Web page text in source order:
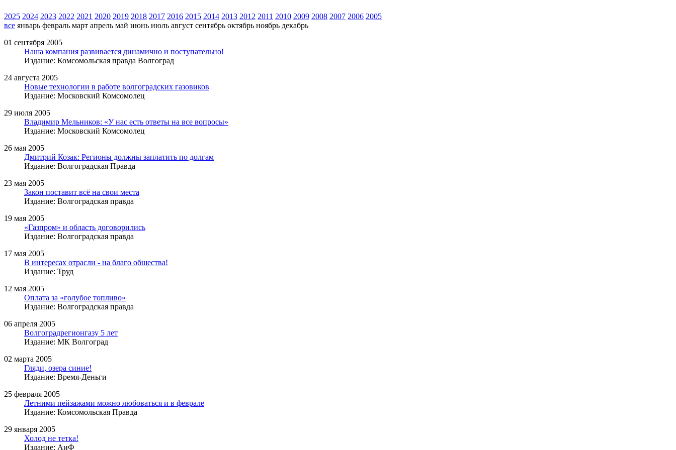
2025 2024 2023 2022 2021 2020 2019 2018 2017 2016 2015 2014 2013 2012 2011 2010 2009 2008 2007 2006 2005
все январь февраль март апрель май июнь июль август сентябрь октябрь ноябрь декабрь
01 сентября 2005
Наша компания развивается динамично и поступательно!
Издание: Комсомольская правда Волгоград
24 августа 2005
Новые технологии в работе волгоградских газовиков
Издание: Московский Комсомолец
29 июля 2005
Владимир Мельников: «У нас есть ответы на все вопросы»
Издание: Московский Комсомолец
26 мая 2005
Дмитрий Козак: Регионы должны заплатить по долгам
Издание: Волгоградская Правда
23 мая 2005
Закон поставит всё на свои места
Издание: Волгоградская правда
19 мая 2005
«Газпром» и область договорились
Издание: Волгоградская правда
17 мая 2005
В интересах отрасли - на благо общества!
Издание: Труд
12 мая 2005
Оплата за «голубое топливо»
Издание: Волгоградская правда
06 апреля 2005
Волгоградрегионгазу 5 лет
Издание: МК Волгоград
02 марта 2005
Гляди, озера синие!
Издание: Время-Деньги
25 февраля 2005
Летними пейзажами можно любоваться и в феврале
Издание: Комсомольская Правда
29 января 2005
Холод не тетка!
Издание: АиФ